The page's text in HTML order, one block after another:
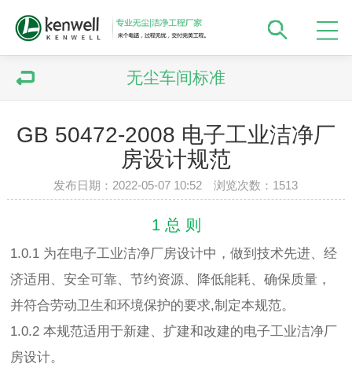
无尘车间标准
GB 50472-2008 电子工业洁净厂
房设计规范
发布日期：2022-05-07 10:52 浏览次数： 1513
1 总 则
1.0.1 为在电子工业洁净厂房设计中，做到技术先进、经
济适用、安全可靠、节约资源、降低能耗、确保质量，
并符合劳动卫生和环境保护的要求,制定本规范。
1.0.2 本规范适用于新建、扩建和改建的电子工业洁净厂
房设计。